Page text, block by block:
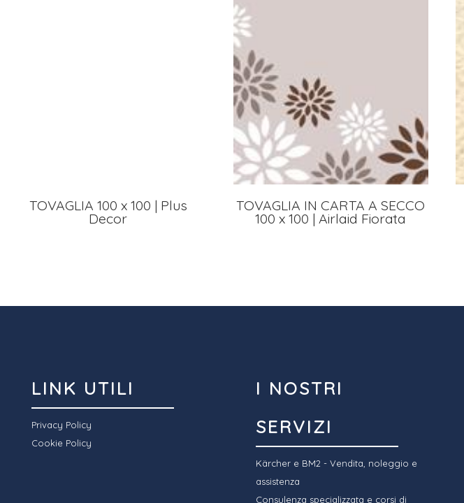
TOVAGLIA 100 x 100 | Plus
Decor
TOVAGLIA IN CARTA A SECCO
100 x 100 | Airlaid Fiorata
LINK UTILI
Privacy Policy
Cookie Policy
I NOSTRI
SERVIZI
Kärcher e BM2 - Vendita, noleggio e
assistenza
Consulenza specializzata e corsi di